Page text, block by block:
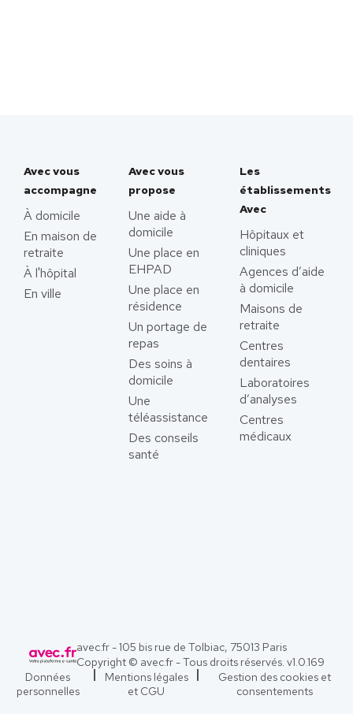
Avec vous
accompagne
À domicile
En maison de
retraite
À l'hôpital
En ville
Avec vous
propose
Une aide à
domicile
Une place en
EHPAD
Une place en
résidence
Un portage de
repas
Des soins à
domicile
Une
téléassistance
Des conseils
santé
Les
établissements
Avec
Hôpitaux et
cliniques
Agences d’aide
à domicile
Maisons de
retraite
Centres
dentaires
Laboratoires
d’analyses
Centres
médicaux
avec.fr - 105 bis rue de Tolbiac, 75013 Paris
Copyright © avec.fr - Tous droits réservés. v1.0.169
Données
personnelles
Mentions légales
et CGU
Gestion des cookies et
consentements